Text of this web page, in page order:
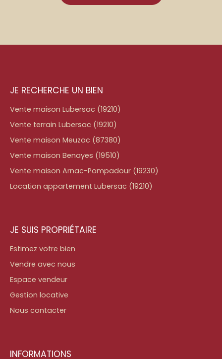
JE RECHERCHE UN BIEN
Vente maison Lubersac (19210)
Vente terrain Lubersac (19210)
Vente maison Meuzac (87380)
Vente maison Benayes (19510)
Vente maison Arnac-Pompadour (19230)
Location appartement Lubersac (19210)
JE SUIS PROPRIÉTAIRE
Estimez votre bien
Vendre avec nous
Espace vendeur
Gestion locative
Nous contacter
INFORMATIONS